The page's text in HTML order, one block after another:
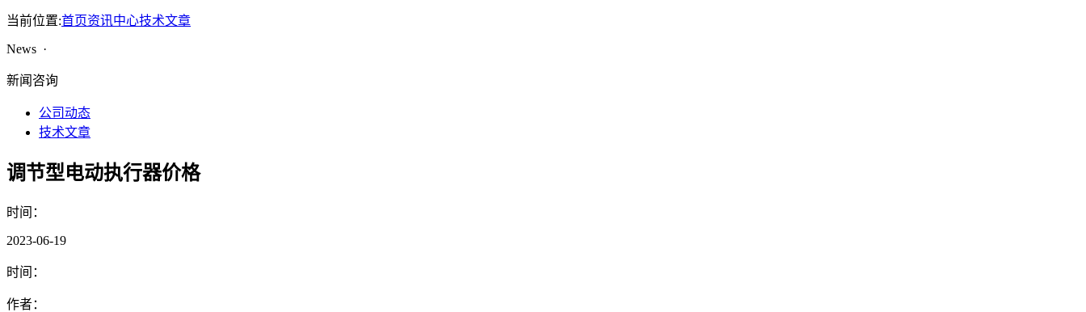
当前位置:首页资讯中心技术文章
News ·
新闻咨询
公司动态
技术文章
调节型电动执行器价格
时间：
2023-06-19
时间：
作者：